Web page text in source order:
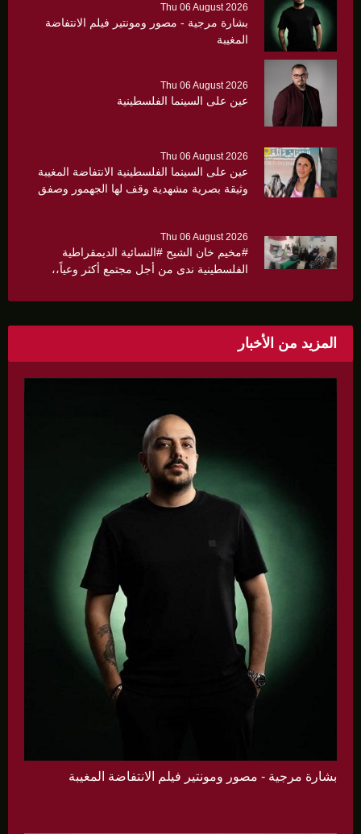
Thu 06 August 2026
بشارة مرجية - مصور ومونتير فيلم الانتفاضة
المغيبة
Thu 06 August 2026
عين على السينما الفلسطينية
Thu 06 August 2026
عين على السينما الفلسطينية الانتفاضة المغيبة
وثيقة بصرية مشهدية وقف لها الجهمور وصفق
Thu 06 August 2026
#مخيم خان الشيح #النسائية الديمقراطية
الفلسطينية ندى من أجل مجتمع أكثر وعياً،،
بروشورات توعوية على سيدات الحي.
المزيد من الأخبار
بشارة مرجية - مصور ومونتير فيلم الانتفاضة المغيبة